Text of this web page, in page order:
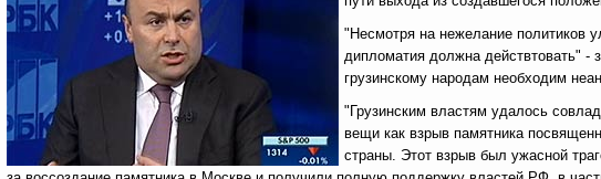
"Несмотря на нежелание политиков
дипломатия должна действтовать" -
грузинскому народам необходим
"Грузинским властям удалось
вещи как взрыв памятника
страны. Этот взрыв был ужасной